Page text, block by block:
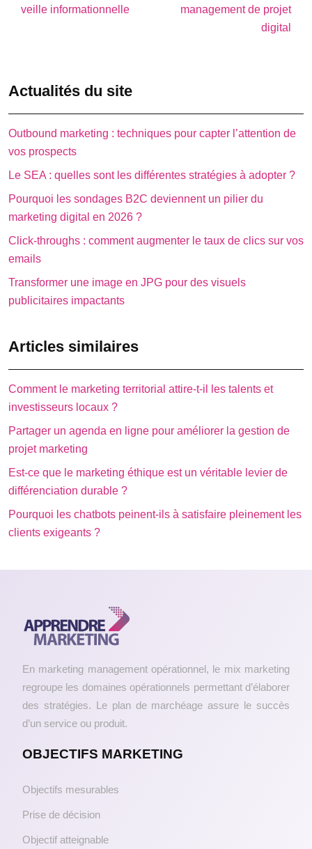
veille informationnelle
management de projet
digital
Actualités du site
Outbound marketing : techniques pour capter l’attention de
vos prospects
Le SEA : quelles sont les différentes stratégies à adopter ?
Pourquoi les sondages B2C deviennent un pilier du
marketing digital en 2026 ?
Click-throughs : comment augmenter le taux de clics sur vos
emails
Transformer une image en JPG pour des visuels
publicitaires impactants
Articles similaires
Comment le marketing territorial attire-t-il les talents et
investisseurs locaux ?
Partager un agenda en ligne pour améliorer la gestion de
projet marketing
Est-ce que le marketing éthique est un véritable levier de
différenciation durable ?
Pourquoi les chatbots peinent-ils à satisfaire pleinement les
clients exigeants ?
En marketing management opérationnel, le mix marketing
regroupe les domaines opérationnels permettant d’élaborer
des stratégies. Le plan de marchéage assure le succès
d’un service ou produit.
OBJECTIFS MARKETING
Objectifs mesurables
Prise de décision
Objectif atteignable